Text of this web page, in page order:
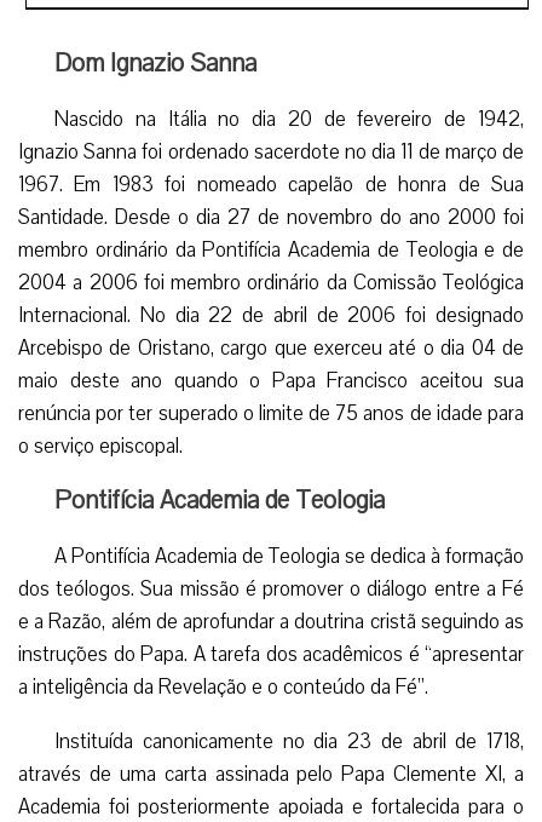
Dom Ignazio Sanna
Nascido na Itália no dia 20 de fevereiro de 1942,
Ignazio Sanna foi ordenado sacerdote no dia 11 de março de
1967. Em 1983 foi nomeado capelão de honra de Sua
Santidade. Desde o dia 27 de novembro do ano 2000 foi
membro ordinário da Pontifícia Academia de Teologia e de
2004 a 2006 foi membro ordinário da Comissão Teológica
Internacional. No dia 22 de abril de 2006 foi designado
Arcebispo de Oristano, cargo que exerceu até o dia 04 de
maio deste ano quando o Papa Francisco aceitou sua
renúncia por ter superado o limite de 75 anos de idade para
o serviço episcopal.
Pontifícia Academia de Teologia
A Pontifícia Academia de Teologia se dedica à formação
dos teólogos. Sua missão é promover o diálogo entre a Fé
e a Razão, além de aprofundar a doutrina cristã seguindo as
instruções do Papa. A tarefa dos acadêmicos é “apresentar
a inteligência da Revelação e o conteúdo da Fé”.
Instituída canonicamente no dia 23 de abril de 1718,
através de uma carta assinada pelo Papa Clemente XI, a
Academia foi posteriormente apoiada e fortalecida para o